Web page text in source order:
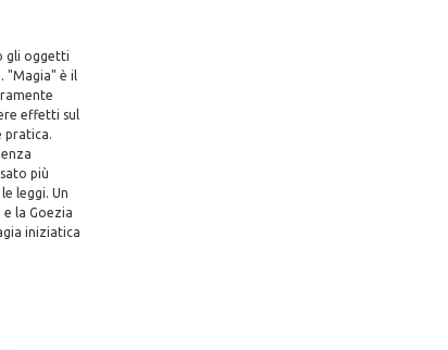
gli oggetti
"Magia" è il
effetti sul
pratica.
più
leggi. Un
la Goezia
iniziatica